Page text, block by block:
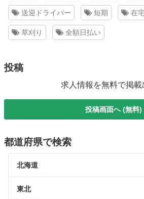
送迎ドライバー 短期 在宅
草刈り 全額日払い
投稿
求人情報を無料で掲載
投稿画面へ (無料)
都道府県で検索
北海道
東北